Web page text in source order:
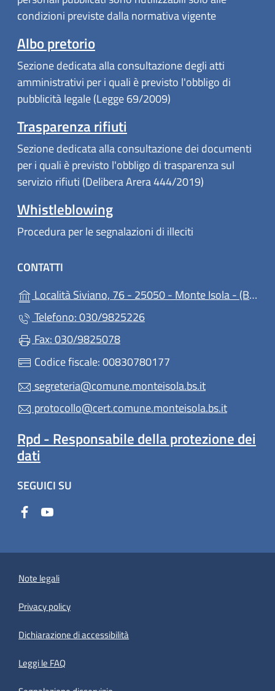
condizioni previste dalla normativa vigente
Albo pretorio
Sezione dedicata alla consultazione degli atti
amministrativi per i quali è previsto l'obbligo di
pubblicità legale (Legge 69/2009)
Trasparenza rifiuti
Sezione dedicata alla consultazione dei documenti
per i quali è previsto l'obbligo di trasparenza sul
servizio rifiuti (Delibera Arera 444/2019)
Whistleblowing
Procedura per le segnalazioni di illeciti
CONTATTI
Località Siviano, 76 - 25050 - Monte Isola - (BS)
Telefono: 030/9825226
Fax: 030/9825078
Codice fiscale: 00830780177
segreteria@comune.monteisola.bs.it
protocollo@cert.comune.monteisola.bs.it
Rpd - Responsabile della protezione dei
dati
SEGUICI SU
Note legali
Privacy policy
Dichiarazione di accessibilità
Leggi le FAQ